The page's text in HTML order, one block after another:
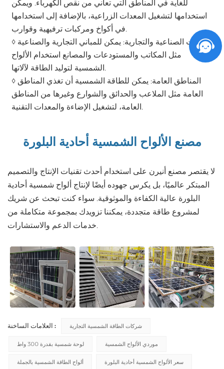
للغاية في المناطق التي تعاني من نقص الكهرباء. ويمكن
استخدامها لتشغيل المعدات الزراعية، بالإضافة إلى استخدامها
في أكواخ ومركبات ترفيهية وقوارب.
◊ البيئات الصناعية والتجارية: يمكن للمباني التجارية والصناعية
مثل المكاتب والمستودعات والمصانع استخدام الألواح
الشمسية لتوليد الطاقة لآلاتها.
◊ المناطق العامة: يمكن للطاقة الشمسية أن تغذي المناطق
العامة مثل الملاعب والحدائق والشوارع وغيرها من المناطق
العامة، لتشغيل الإضاءة والمعدات التقنية.
مصنع الألواح الشمسية أحادية البلورة
لا يقتصر مصنع أنيرن على استخدام أحدث تقنيات الإنتاج والتصميم
المبتكر عالميًا، بل يكرس جهوده أيضًا لإنتاج ألواح شمسية أحادية
البلورة عالية الكفاءة والموثوقية. سواء كنت تبحث عن شريك
لمشروع طاقة متجددة، يمكننا تزويدك بمجموعة متكاملة من
خدمات الدعم والاستشارات.
العلامات الساخنة : شركات الطاقة الشمسية التجارية
لوحة شمسية بقدرة 300 واط موردي الألواح الشمسية
ألواح الطاقة الشمسية بالجملة سعر الألواح الشمسية أحادية البلورة